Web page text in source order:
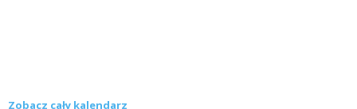
Zobacz cały kalendarz